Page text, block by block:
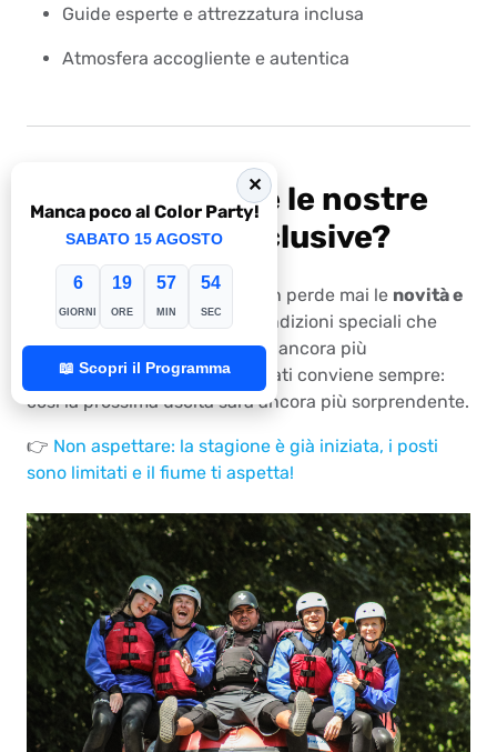
✕
Manca poco al Color Party!
SABATO 15 AGOSTO
6
GIORNI
19
ORE
57
MIN
54
SEC
📖 Scopri il Programma
Guide esperte e attrezzatura inclusa
Atmosfera accogliente e autentica
Vuoi scoprire le nostre
offerte esclusive?
Chi ci segue regolarmente non perde mai le novità e
le promozioni stagionali
: condizioni speciali che
rendono l’avventura sul fiume ancora più
conveniente. Restare aggiornati conviene sempre:
così la prossima uscita sarà ancora più sorprendente.
👉 Non aspettare: la stagione è già iniziata, i posti
sono limitati e il fiume ti aspetta!